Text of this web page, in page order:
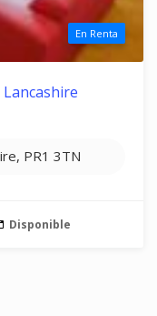
En Renta
PR1 3TN
Disponible